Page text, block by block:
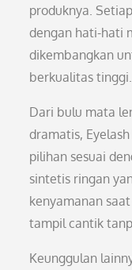
produknya.
dengan hati-hati
dikembangkan
berkualitas tinggi.
Dari bulu mata
dramatis,
pilihan sesuai
sintetis ringan
kenyamanan
tampil cantik
Keunggulan